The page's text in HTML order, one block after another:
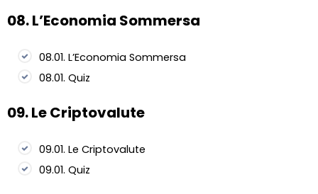
08. L’Economia Sommersa
08.01. L’Economia Sommersa
08.01. Quiz
09. Le Criptovalute
09.01. Le Criptovalute
09.01. Quiz